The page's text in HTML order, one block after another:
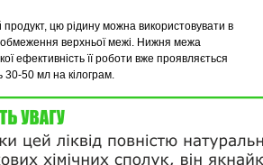
цю рідину можна використовувати в
обмеження верхньої межі. Нижня межа
ефективність її роботи вже проявляється
30-50 мл на кілограм.